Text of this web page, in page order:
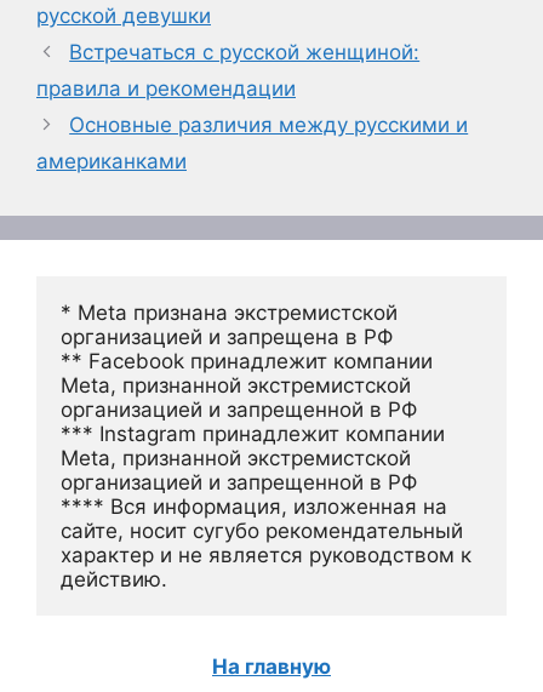
русской девушки
Встречаться с русской женщиной:
правила и рекомендации
Основные различия между русскими и
американками
* Meta признана экстремистской
организацией и запрещена в РФ
** Facebook принадлежит компании
Meta, признанной экстремистской
организацией и запрещенной в РФ
*** Instagram принадлежит компании
Meta, признанной экстремистской
организацией и запрещенной в РФ
**** Вся информация, изложенная на
сайте, носит сугубо рекомендательный
характер и не является руководством к
действию.
На главную